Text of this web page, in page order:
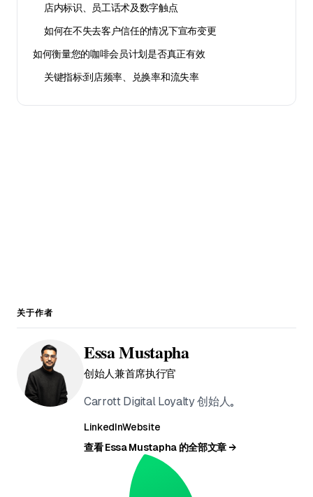
店内标识、员工话术及数字触点
如何在不失去客户信任的情况下宣布变更
如何衡量您的咖啡会员计划是否真正有效
关键指标：到店频率、兑换率和流失率
关于作者
Essa Mustapha
创始人兼首席执行官
Carrott Digital Loyalty 创始人。
LinkedInWebsite
查看 Essa Mustapha 的全部文章 →